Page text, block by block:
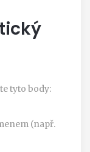
tyto body:
(např.